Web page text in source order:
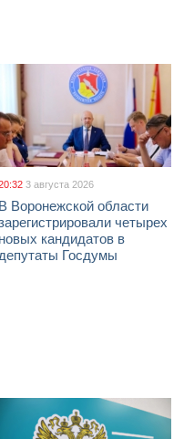
3 августа 2026
В Воронежской области
четырех
новых кандидатов в
депутаты Госдумы